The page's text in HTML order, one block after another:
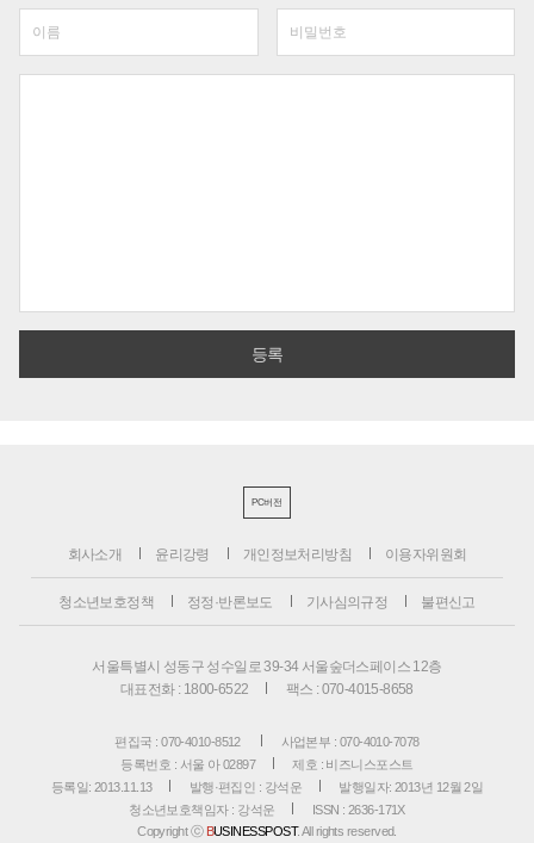
PC버전
회사소개 윤리강령 개인정보처리방침 이용자위원회
청소년보호정책 정정·반론보도 기사심의규정 불편신고
서울특별시 성동구 성수일로 39-34 서울숲더스페이스 12층
대표전화 : 1800-6522
팩스 : 070-4015-8658
편집국 : 070-4010-8512
사업본부 : 070-4010-7078
등록번호 : 서울 아 02897
제호 : 비즈니스포스트
등록일: 2013.11.13
발행·편집인 : 강석운
발행일자: 2013년 12월 2일
청소년보호책임자 : 강석운
ISSN : 2636-171X
Copyright ⓒ BUSINESSPOST. All rights reserved.